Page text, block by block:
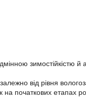
зимостійкістю
від рівня
на початкових етапах